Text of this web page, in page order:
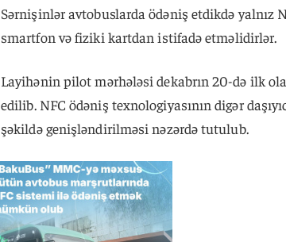
Sərnişinlər avtobuslarda ödəniş etdikdə yalnız
smartfon və fiziki kartdan istifadə etməlidirlər.
Layihənin pilot mərhələsi dekabrın 20-də ilk
edilib. NFC ödəniş texnologiyasının digər
şəkildə genişləndirilməsi nəzərdə tutulub.